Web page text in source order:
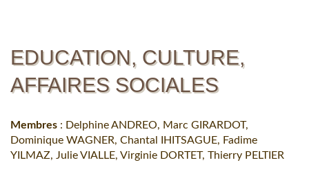
EDUCATION, CULTURE,
AFFAIRES SOCIALES
Membres : Delphine ANDREO, Marc GIRARDOT,
Dominique WAGNER, Chantal IHITSAGUE, Fadime
YILMAZ, Julie VIALLE, Virginie DORTET, Thierry PELTIER